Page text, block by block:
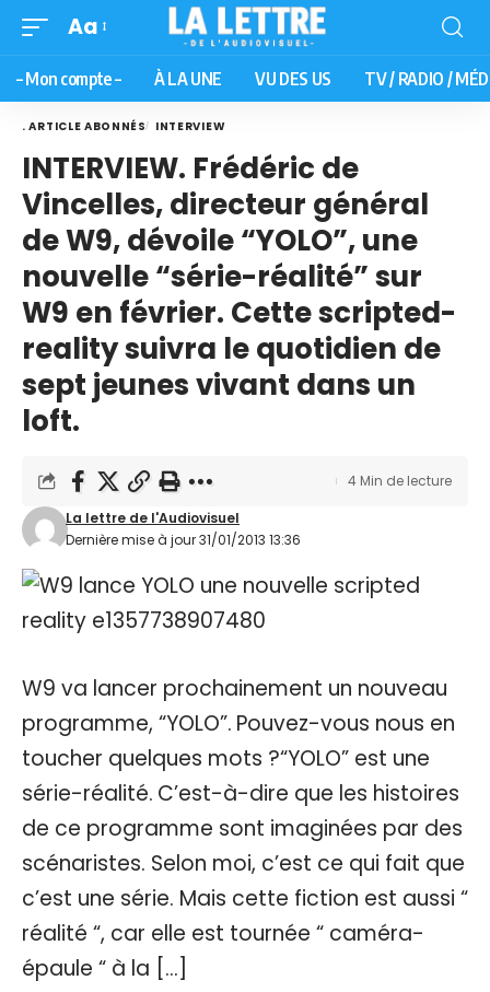
Aa
– Mon compte – À LA UNE VU DES US TV / RADIO /
. ARTICLE ABONNÉS INTERVIEW
INTERVIEW. Frédéric de
Vincelles, directeur général
de W9, dévoile “YOLO”, une
nouvelle “série-réalité” sur
W9 en février. Cette scripted-
reality suivra le quotidien de
sept jeunes vivant dans un
loft.
Dernière mise à jour 31/01/2013 13:36
La lettre de l'Audiovisuel
4 Min de lecture
W9 va lancer prochainement un nouveau
programme, “YOLO”. Pouvez-vous nous en
toucher quelques mots ?“YOLO” est une
série-réalité. C’est-à-dire que les histoires
de ce programme sont imaginées par des
scénaristes. Selon moi, c’est ce qui fait que
c’est une série. Mais cette fiction est aussi “
réalité “, car elle est tournée “ caméra-
épaule “ à la […]